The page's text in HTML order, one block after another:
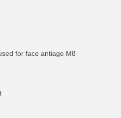
for face antiage M8